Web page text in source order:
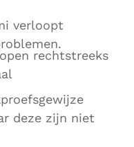
verloopt
rechtstreeks
deze zijn niet